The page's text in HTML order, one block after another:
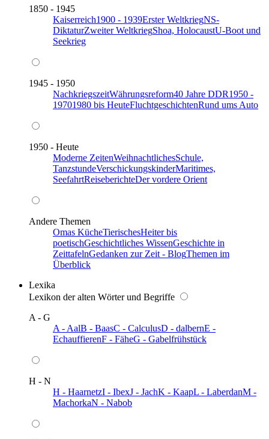
1850 - 1945
Kaiserreich1900 - 1939Erster WeltkriegNS-
DiktaturZweiter WeltkriegShoa, HolocaustU-Boot und
Seekrieg
1945 - 1950
NachkriegszeitWährungsreform40 Jahre DDR1950 -
19701980 bis HeuteFluchtgeschichtenRund ums Auto
1950 - Heute
Moderne ZeitenWeihnachtlichesSchule,
TanzstundeVerschickungskinderMaritimes,
SeefahrtReiseberichteDer vordere Orient
Andere Themen
Omas KücheTierischesHeiter bis
poetischGeschichtliches WissenGeschichte in
ZeittafelnGedanken zur Zeit - BlogThemen im
Überblick
Lexika
Lexikon der alten Wörter und Begriffe
A - G
A - AalB - BaasC - CalculusD - dalbernE -
EchauffierenF - FäheG - Gabelfrühstück
H - N
H - HaarnetzI - IbexJ - JachK - KaapL - LaberdanM -
MachorkaN - Nabob